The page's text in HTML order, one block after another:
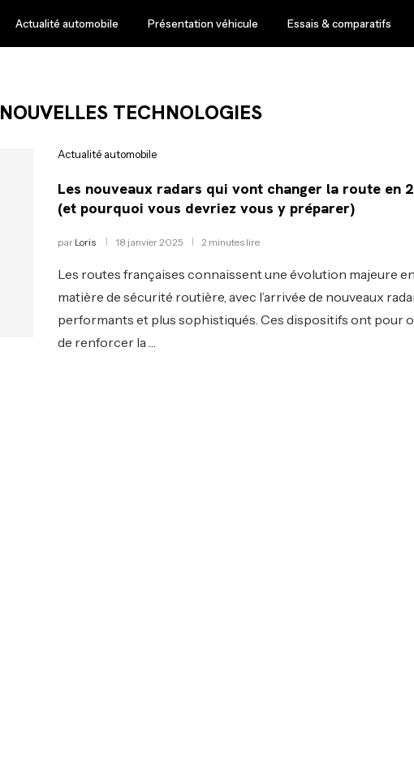
Actualité automobile Présentation véhicule Essais & comparatifs
NOUVELLES TECHNOLOGIES
Actualité automobile
Les nouveaux radars qui vont changer la route en
(et pourquoi vous devriez vous y préparer)
par Loris 18 janvier 2025 2 minutes lire
Les routes françaises connaissent une évolution majeure en
matière de sécurité routière, avec l’arrivée de nouveaux
performants et plus sophistiqués. Ces dispositifs ont pour
de renforcer la …